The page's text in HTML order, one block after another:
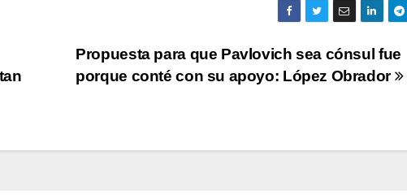
Propuesta para que Pavlovich sea cónsul fue
porque conté con su apoyo: López Obrador